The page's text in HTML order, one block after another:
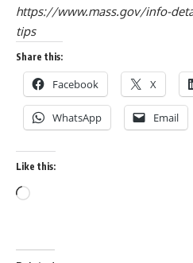
https://www.mass.gov/info-
tips
Share this:
Facebook X
WhatsApp Email
Like this: